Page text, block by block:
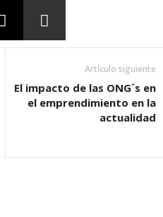
Artículo siguiente
El impacto de las ONG´s en
el emprendimiento en la
actualidad